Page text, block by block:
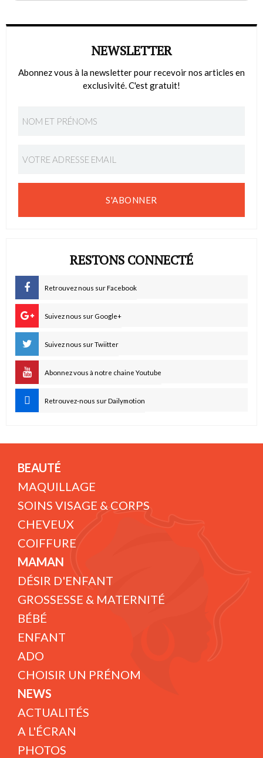
NEWSLETTER
Abonnez vous à la newsletter pour recevoir nos articles en
exclusivité. C'est gratuit!
S'ABONNER
RESTONS CONNECTÉ
Retrouvez nous sur Facebook
Suivez nous sur Google+
Suivez nous sur Twiitter
Abonnez vous à notre chaine Youtube
Retrouvez-nous sur Dailymotion
BEAUTÉ
MAQUILLAGE
SOINS VISAGE & CORPS
CHEVEUX
COIFFURE
MAMAN
DÉSIR D'ENFANT
GROSSESSE & MATERNITÉ
BÉBÉ
ENFANT
ADO
CHOISIR UN PRÉNOM
NEWS
ACTUALITÉS
A L'ÉCRAN
PHOTOS